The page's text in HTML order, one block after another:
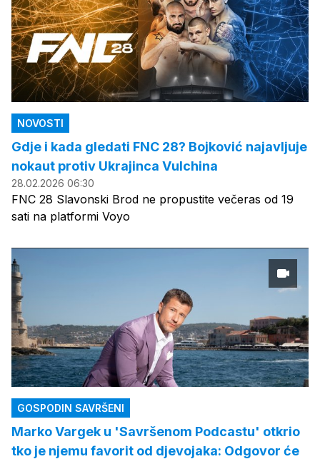
NOVOSTI
Gdje i kada gledati FNC 28? Bojković najavljuje
nokaut protiv Ukrajinca Vulchina
28.02.2026 06:30
FNC 28 Slavonski Brod ne propustite večeras od 19
sati na platformi Voyo
GOSPODIN SAVRŠENI
Marko Vargek u 'Savršenom Podcastu' otkrio
tko je njemu favorit od djevojaka: Odgovor će